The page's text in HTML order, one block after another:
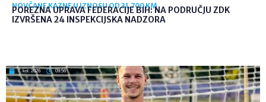
NOVČANE KAZNE U IZNOSU OD 31.700 KM
POREZNA UPRAVA FEDERACIJE BIH: NA PODRUČJU ZDK
IZVRŠENA 24 INSPEKCIJSKA NADZORA
7. kol. 2026 09:56